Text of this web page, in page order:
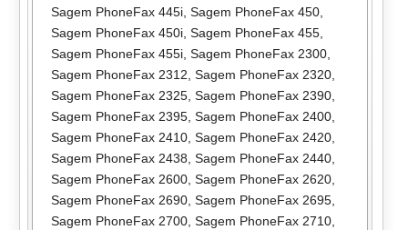
Sagem PhoneFax 445i, Sagem PhoneFax 450,
Sagem PhoneFax 450i, Sagem PhoneFax 455,
Sagem PhoneFax 455i, Sagem PhoneFax 2300,
Sagem PhoneFax 2312, Sagem PhoneFax 2320,
Sagem PhoneFax 2325, Sagem PhoneFax 2390,
Sagem PhoneFax 2395, Sagem PhoneFax 2400,
Sagem PhoneFax 2410, Sagem PhoneFax 2420,
Sagem PhoneFax 2438, Sagem PhoneFax 2440,
Sagem PhoneFax 2600, Sagem PhoneFax 2620,
Sagem PhoneFax 2690, Sagem PhoneFax 2695,
Sagem PhoneFax 2700, Sagem PhoneFax 2710,